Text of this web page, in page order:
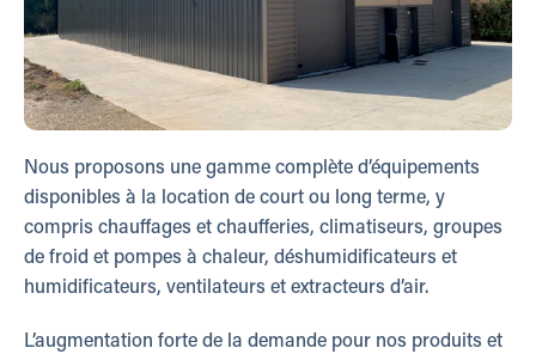
Nous proposons une gamme complète d’équipements
disponibles à la location de court ou long terme, y
compris chauffages et chaufferies, climatiseurs, groupes
de froid et pompes à chaleur, déshumidificateurs et
humidificateurs, ventilateurs et extracteurs d’air.
L’augmentation forte de la demande pour nos produits et